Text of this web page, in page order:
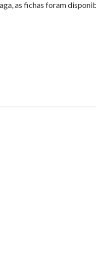
as fichas foram